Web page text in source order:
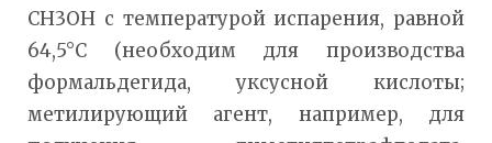
СН3ОН с температурой испарения, равной
64,5°С (необходим для производства
формальдегида, уксусной кислоты;
метилирующий агент, например, для